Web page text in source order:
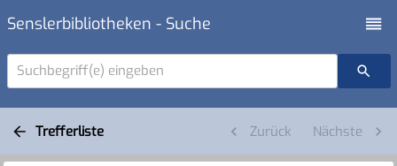
Senslerbibliotheken - Suche
Suchbegriff(e) eingeben
Trefferliste Zurück Nächste